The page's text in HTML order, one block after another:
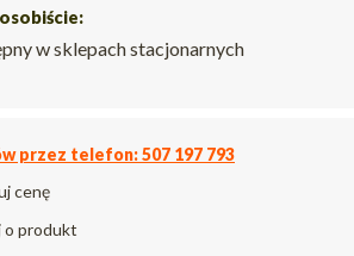
w sklepach stacjonarnych
przez telefon: 507 197 793
cenę
o produkt